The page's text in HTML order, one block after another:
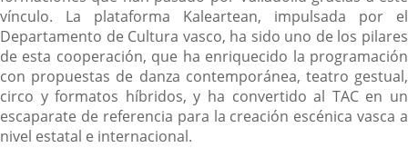
vínculo. La plataforma Kaleartean, impulsada por el
Departamento de Cultura vasco, ha sido uno de los pilares
de esta cooperación, que ha enriquecido la programación
con propuestas de danza contemporánea, teatro gestual,
circo y formatos híbridos, y ha convertido al TAC en un
escaparate de referencia para la creación escénica vasca a
nivel estatal e internacional.